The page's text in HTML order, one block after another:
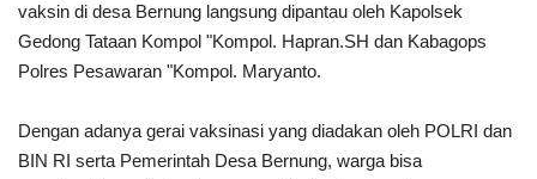
vaksin di desa Bernung langsung dipantau oleh Kapolsek
Gedong Tataan Kompol "Kompol. Hapran.SH dan Kabagops
Polres Pesawaran "Kompol. Maryanto.
Dengan adanya gerai vaksinasi yang diadakan oleh POLRI dan
BIN RI serta Pemerintah Desa Bernung, warga bisa